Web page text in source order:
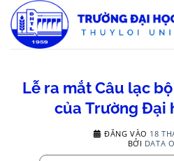
qua
nội
Lễ ra mắt Câu lạc
của Trường Đại
ĐĂNG VÀO 18
BỞI DATA